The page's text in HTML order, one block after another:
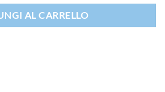
AL CARRELLO